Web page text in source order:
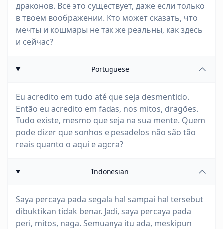
драконов. Всё это существует, даже если только
в твоем воображении. Кто может сказать, что
мечты и кошмары не так же реальны, как здесь
и сейчас?
Portuguese
Eu acredito em tudo até que seja desmentido.
Então eu acredito em fadas, nos mitos, dragões.
Tudo existe, mesmo que seja na sua mente. Quem
pode dizer que sonhos e pesadelos não são tão
reais quanto o aqui e agora?
Indonesian
Saya percaya pada segala hal sampai hal tersebut
dibuktikan tidak benar. Jadi, saya percaya pada
peri, mitos, naga. Semuanya itu ada, meskipun